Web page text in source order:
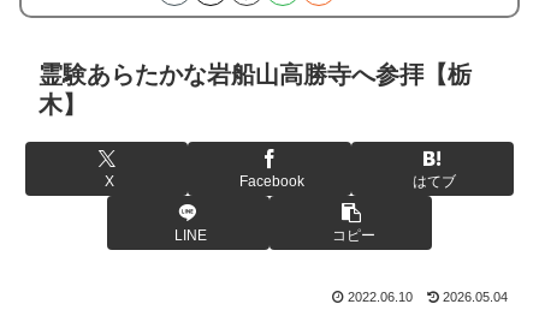
霊験あらたかな岩船山高勝寺へ参拝【栃
木】
X Facebook はてブ
LINE コピー
2022.06.10 2026.05.04